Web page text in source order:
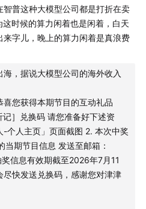
普这种大模型公司都是打折在卖
时候的算力闲着也是闲着，白天
来字儿，晚上的算力闲着是真浪费
海，据说大模型公司的海外收入
喜您获得本期节目的互动礼品
］兑换码 请您准备好下述资
-个人主页」页面截图 2. 本次中奖
期节目信息 发送至邮箱：
信息有效期截至2026年7月11
尽快发送兑换码，感谢您对津津